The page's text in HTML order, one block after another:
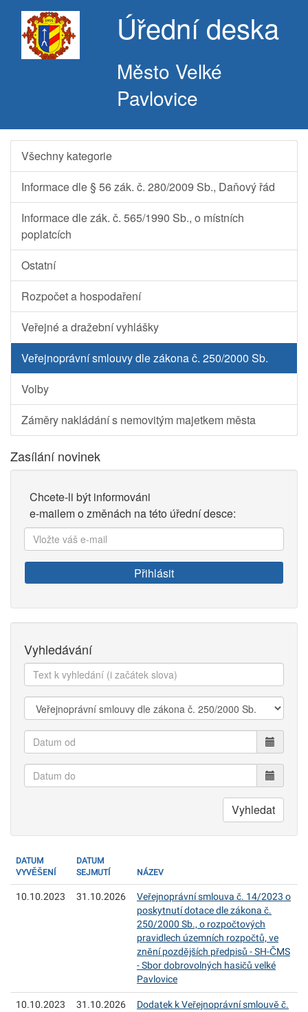
Úřední deska
Město Velké
Pavlovice
Všechny kategorie
Informace dle § 56 zák. č. 280/2009 Sb., Daňový řád
Informace dle zák. č. 565/1990 Sb., o místních
poplatcích
Ostatní
Rozpočet a hospodaření
Veřejné a dražební vyhlášky
Veřejnoprávní smlouvy dle zákona č. 250/2000 Sb.
Volby
Záměry nakládání s nemovitým majetkem města
Zasílání novinek
Chcete-li být informováni
e-mailem o změnách na této úřední desce:
Vložte
váš
e-
mail:
Přihlásit
Vyhledávání
Text
k
vyhledání:
Kategorie:
Datum
od
Datum
do
Vyhledat
DATUM
VYVĚŠENÍ
DATUM
SEJMUTÍ
NÁZEV
10.10.2023 31.10.2026
Veřejnoprávní smlouva č. 14/2023 o
poskytnutí dotace dle zákona č.
250/2000 Sb., o rozpočtových
pravidlech územních rozpočtů, ve
znění pozdějších předpisů - SH-ČMS
- Sbor dobrovolných hasičů velké
Pavlovice
10.10.2023 31.10.2026
Dodatek k Veřejnoprávní smlouvě č.